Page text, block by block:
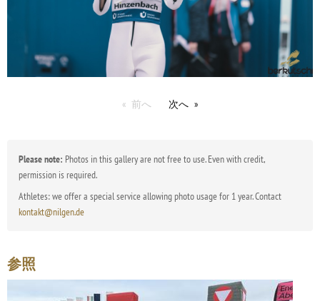
前へ 次へ
Please note: Photos in this gallery are not free to use. Even with credit,
permission is required.
Athletes: we offer a special service allowing photo usage for 1 year. Contact
kontakt@nilgen.de
参照